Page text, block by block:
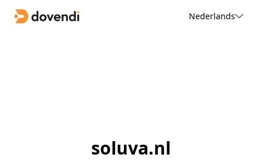
Nederlands
soluva.nl